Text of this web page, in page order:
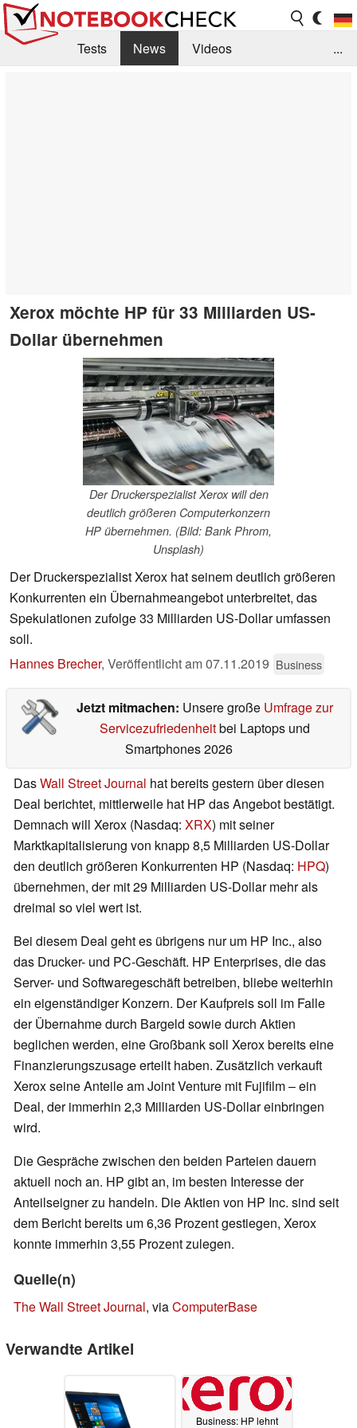
Tests News
Videos
...
Xerox möchte HP für 33 Milliarden US-
Dollar übernehmen
Der Druckerspezialist Xerox will den
deutlich größeren Computerkonzern
HP übernehmen. (Bild: Bank Phrom,
Unsplash)
Der Druckerspezialist Xerox hat seinem deutlich größeren
Konkurrenten ein Übernahmeangebot unterbreitet, das
Spekulationen zufolge 33 Milliarden US-Dollar umfassen
soll.
Hannes Brecher, Veröffentlicht am07.11.2019 Business
Jetzt mitmachen: Unsere große Umfrage zur
Servicezufriedenheitbei Laptops und
Smartphones 2026
DasWall Street Journal hat bereits gestern über diesen
Deal berichtet, mittlerweile hat HP das Angebot bestätigt.
Demnach will Xerox (Nasdaq: XRX) mit seiner
Marktkapitalisierung von knapp 8,5 Milliarden US-Dollar
den deutlich größeren Konkurrenten HP (Nasdaq: HPQ)
übernehmen, der mit 29 Milliarden US-Dollar mehr als
dreimal so viel wert ist.
Bei diesem Deal geht es übrigens nur um HP Inc., also
das Drucker- und PC-Geschäft. HP Enterprises, die das
Server- und Softwaregeschäft betreiben, bliebe weiterhin
ein eigenständiger Konzern. Der Kaufpreis soll im Falle
der Übernahme durch Bargeld sowie durch Aktien
beglichen werden, eine Großbank soll Xerox bereits eine
Finanzierungszusage erteilt haben. Zusätzlich verkauft
Xerox seine Anteile am Joint Venture mit Fujifilm – ein
Deal, der immerhin 2,3 Milliarden US-Dollar einbringen
wird.
Die Gespräche zwischen den beiden Parteien dauern
aktuell noch an. HP gibt an, im besten Interesse der
Anteilseigner zu handeln. Die Aktien von HP Inc. sind seit
dem Bericht bereits um 6,36 Prozent gestiegen, Xerox
konnte immerhin 3,55 Prozent zulegen.
Quelle(n)
The Wall Street Journal, viaComputerBase
Verwandte Artikel
Business: HP lehnt